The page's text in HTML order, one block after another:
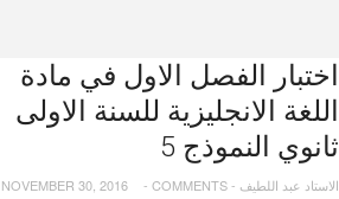
اختبار الفصل الاول في مادة
اللغة الانجليزية للسنة الاولى
ثانوي النموذج 5
الاستاد عبد اللطيف -
NOVEMBER 30, 2016 - COMMENTS